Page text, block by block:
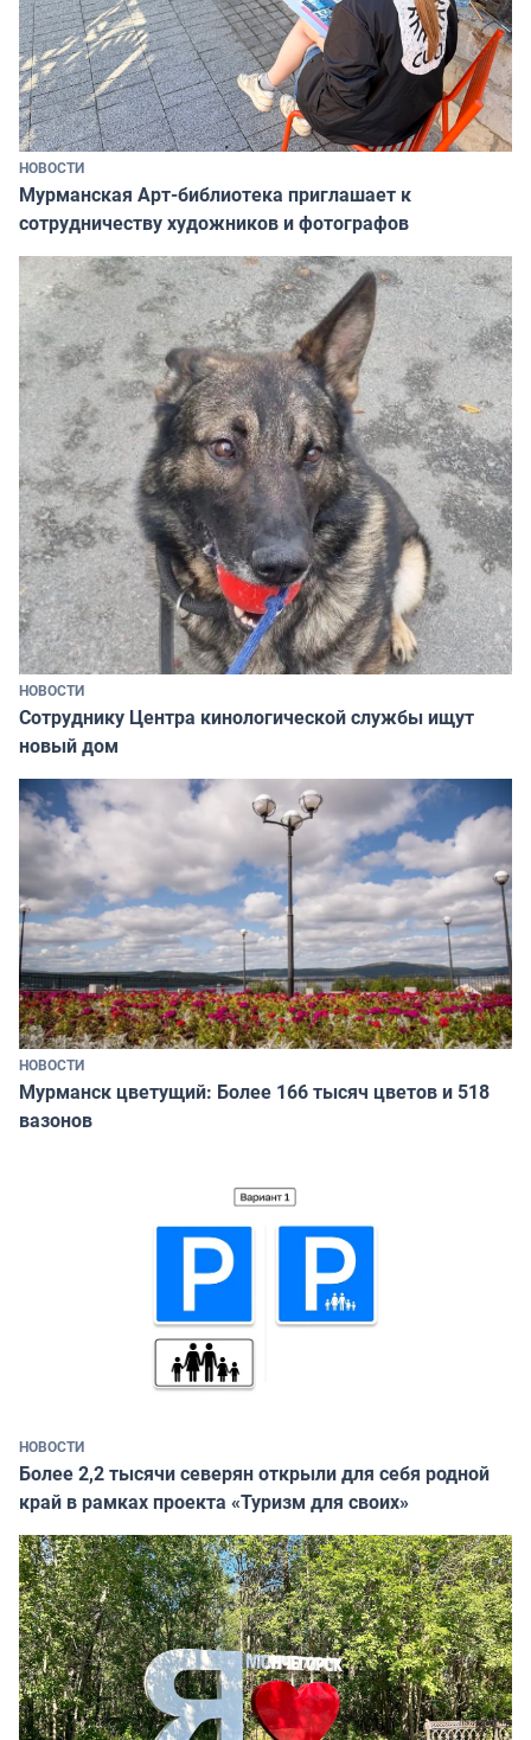
НОВОСТИ
Мурманская Арт-библиотека приглашает к
сотрудничеству художников и фотографов
НОВОСТИ
Сотруднику Центра кинологической службы ищут
новый дом
НОВОСТИ
Мурманск цветущий: Более 166 тысяч цветов и 518
вазонов
НОВОСТИ
Более 2,2 тысячи северян открыли для себя родной
край в рамках проекта «Туризм для своих»